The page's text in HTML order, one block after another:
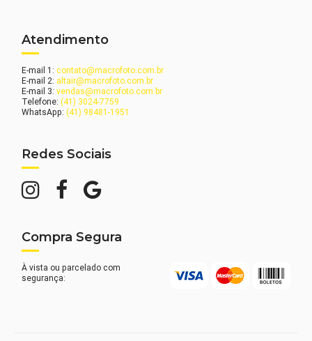
Atendimento
E-mail 1:contato@macrofoto.com.br
E-mail 2: altair@macrofoto.com.br
E-mail 3:vendas@macrofoto.com.br
Telefone:(41) 3024-7759
WhatsApp:(41) 98481-1951
Redes Sociais
Compra Segura
À vista ou parcelado com
segurança: